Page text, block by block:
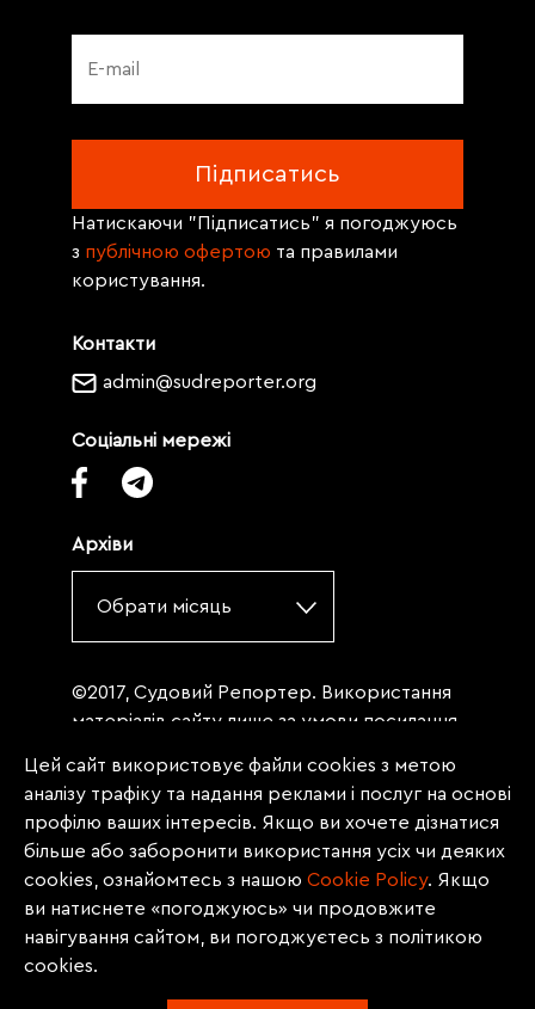
Контакти
admin@sudreporter.org
Соціальні мережі
Архіви
Обрати місяць
Натискаючи "Підписатись" я погоджуюсь
з публічною офертою та правилами
користування.
©2017, Судовий Репортер. Використання
матеріалів сайту лише за умови посилання
«Судовий репортер» не нижче третього
абзацу. Матеріали, щодо яких міститься
заборона на повну републікацію
(передрук, копіювання, відтворення або
інше використання), заборонено
передруковувати без згоди редакції.
Матеріали з позначкою PROMOTED, ЗА
Цей сайт використовує файли cookies з метою
аналізу трафіку та надання реклами і послуг на основі
профілю ваших інтересів. Якщо ви хочете дізнатися
більше або заборонити використання усіх чи деяких
cookies, ознайомтесь з нашою Сookie Policy. Якщо
ви натиснете «погоджуюсь» чи продовжите
навігування сайтом, ви погоджуєтесь з політикою
cookies.